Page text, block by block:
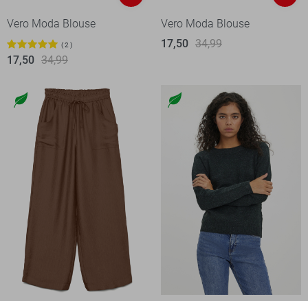
Vero Moda Blouse
2
17,50 34,99
Vero Moda Blouse
17,50 34,99